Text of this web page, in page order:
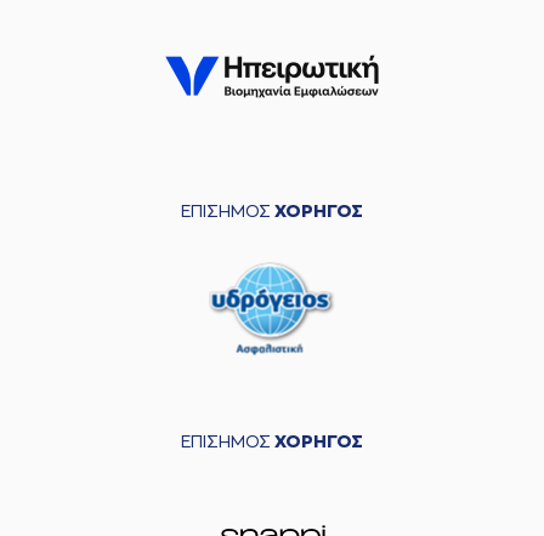
ΕΠΙΣΗΜΟΣ ΧΟΡΗΓΟΣ
ΕΠΙΣΗΜΟΣ ΧΟΡΗΓΟΣ